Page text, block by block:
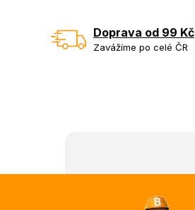
Doprava od 99 Kč
Zavážíme po celé ČR